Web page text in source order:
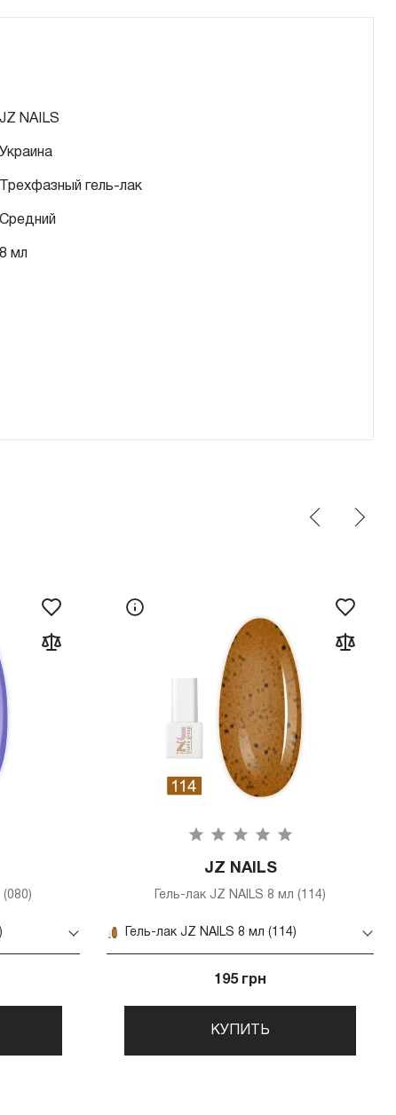
JZ NAILS
Украина
Трехфазный гель-лак
Средний
8 мл
(080)
JZ NAILS
Гель-лак JZ NAILS 8 мл (114)
Гель-лак JZ NAILS 8 мл (114)
195 грн
КУПИТЬ